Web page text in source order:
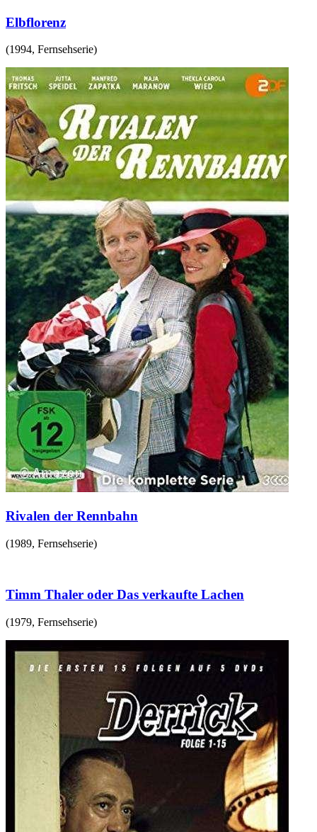
Elbflorenz
(1994, Fernsehserie)
Rivalen der Rennbahn
(1989, Fernsehserie)
Timm Thaler oder Das verkaufte Lachen
(1979, Fernsehserie)